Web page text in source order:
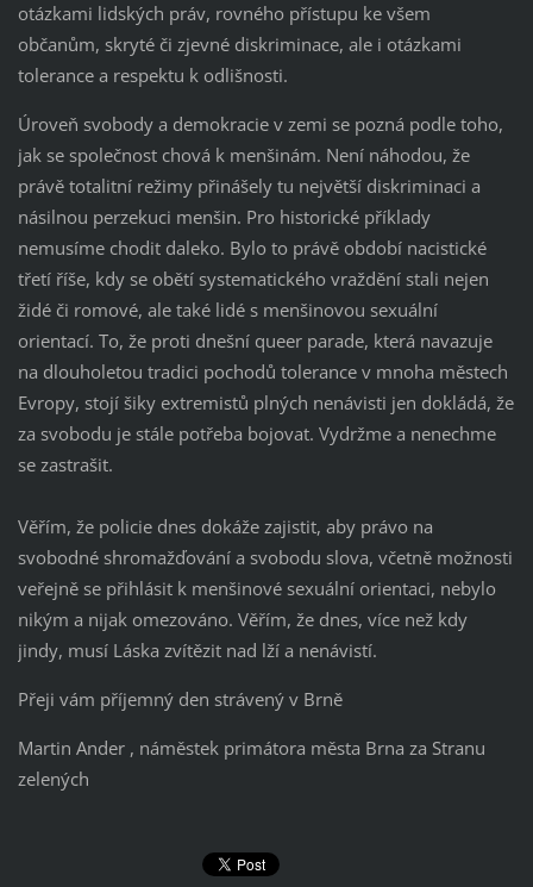
otázkami lidských práv, rovného přístupu ke všem
občanům, skryté či zjevné diskriminace, ale i otázkami
tolerance a respektu k odlišnosti.
Úroveň svobody a demokracie v zemi se pozná podle toho,
jak se společnost chová k menšinám. Není náhodou, že
právě totalitní režimy přinášely tu největší diskriminaci a
násilnou perzekuci menšin. Pro historické příklady
nemusíme chodit daleko. Bylo to právě období nacistické
třetí říše, kdy se obětí systematického vraždění stali nejen
židé či romové, ale také lidé s menšinovou sexuální
orientací. To, že proti dnešní queer parade, která navazuje
na dlouholetou tradici pochodů tolerance v mnoha městech
Evropy, stojí šiky extremistů plných nenávisti jen dokládá, že
za svobodu je stále potřeba bojovat. Vydržme a nenechme
se zastrašit.
Věřím, že policie dnes dokáže zajistit, aby právo na
svobodné shromažďování a svobodu slova, včetně možnosti
veřejně se přihlásit k menšinové sexuální orientaci, nebylo
nikým a nijak omezováno. Věřím, že dnes, více než kdy
jindy, musí Láska zvítězit nad lží a nenávistí.
Přeji vám příjemný den strávený v Brně
Martin Ander , náměstek primátora města Brna za Stranu
zelených